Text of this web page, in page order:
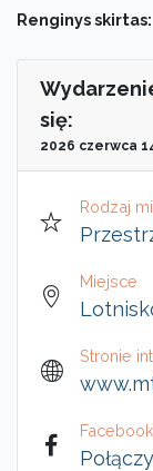
Renginys skirtas:
się:
2026 czerwca
Rodzaj
Miejsce
Stronie
Facebook